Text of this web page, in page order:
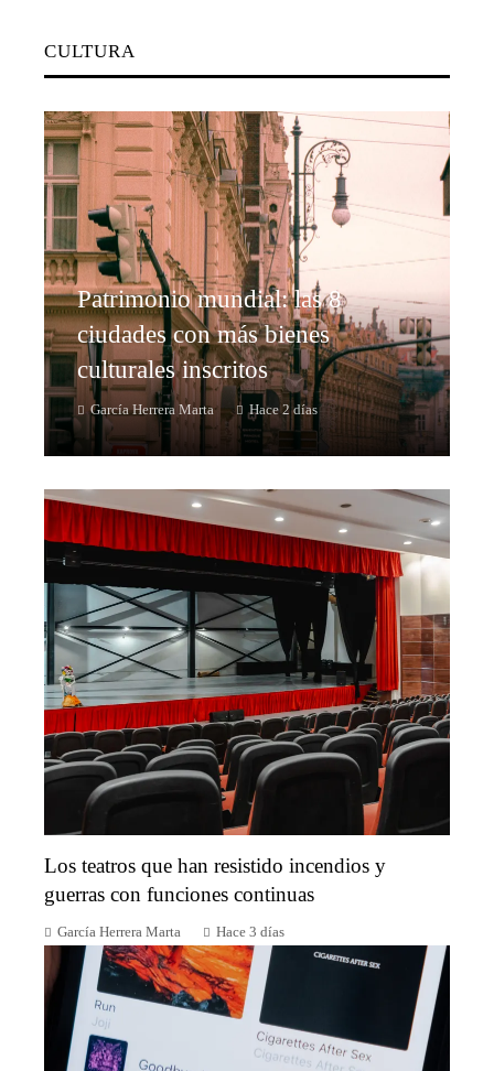
CULTURA
Patrimonio mundial: las 8
ciudades con más bienes
culturales inscritos
García Herrera Marta Hace 2 días
Los teatros que han resistido incendios y
guerras con funciones continuas
García Herrera Marta Hace 3 días